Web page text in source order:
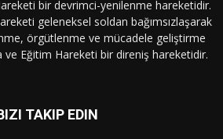
bir devrimci-yenilenme hareketidir.
geleneksel soldan bağımsızlaşarak
örgütlenme ve mücadele geliştirme
ve Eğitim Hareketi bir direniş hareketidir.
TAKIP EDIN